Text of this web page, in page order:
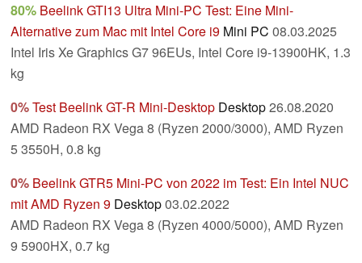
80% Beelink GTI13 Ultra Mini-PC Test: Eine Mini-
Alternative zum Mac mit Intel Core i9 Mini PC 08.03.2025
Intel Iris Xe Graphics G7 96EUs, Intel Core i9-13900HK, 1.3
kg
0%Test Beelink GT-R Mini-Desktop Desktop26.08.2020
AMD Radeon RX Vega 8 (Ryzen 2000/3000), AMD Ryzen
5 3550H, 0.8 kg
0% Beelink GTR5 Mini-PC von 2022 im Test: Ein Intel NUC
mit AMD Ryzen 9 Desktop03.02.2022
AMD Radeon RX Vega 8 (Ryzen 4000/5000), AMD Ryzen
9 5900HX, 0.7 kg